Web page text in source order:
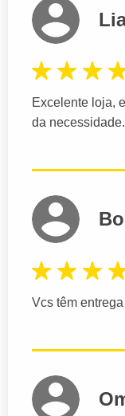
Excelente loja,
da necessidade.
Vcs têm